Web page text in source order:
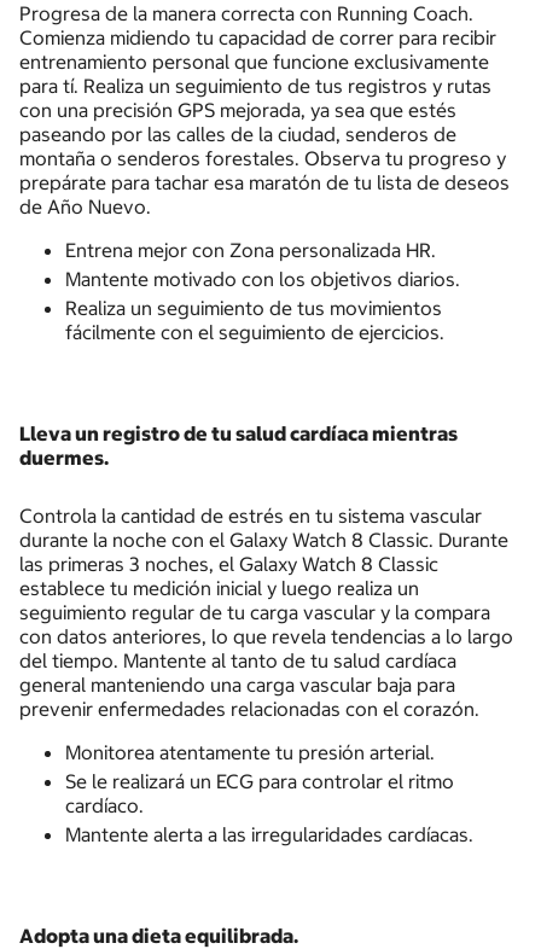
Progresa de la manera correcta con Running Coach.
Comienza midiendo tu capacidad de correr para recibir
entrenamiento personal que funcione exclusivamente
para tí. Realiza un seguimiento de tus registros y rutas
con una precisión GPS mejorada, ya sea que estés
paseando por las calles de la ciudad, senderos de
montaña o senderos forestales. Observa tu progreso y
prepárate para tachar esa maratón de tu lista de deseos
de Año Nuevo.
Entrena mejor con Zona personalizada HR.
Mantente motivado con los objetivos diarios.
Realiza un seguimiento de tus movimientos
fácilmente con el seguimiento de ejercicios.
Lleva un registro de tu salud cardíaca mientras
duermes.
Controla la cantidad de estrés en tu sistema vascular
durante la noche con el Galaxy Watch 8 Classic. Durante
las primeras 3 noches, el Galaxy Watch 8 Classic
establece tu medición inicial y luego realiza un
seguimiento regular de tu carga vascular y la compara
con datos anteriores, lo que revela tendencias a lo largo
del tiempo. Mantente al tanto de tu salud cardíaca
general manteniendo una carga vascular baja para
prevenir enfermedades relacionadas con el corazón.
Monitorea atentamente tu presión arterial.
Se le realizará un ECG para controlar el ritmo
cardíaco.
Mantente alerta a las irregularidades cardíacas.
Adopta una dieta equilibrada.